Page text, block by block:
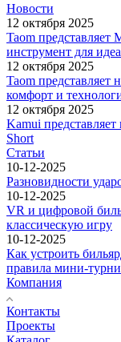
Новости
12 октября 2025
Taom
инструмент для
12 октября 2025
Taom представляет
комфорт и
12 октября 2025
Kamui
Short
Статьи
10-12-2025
Разновидности
10-12-2025
VR и цифровой
классическую игру
10-12-2025
Как устроить
правила мини-
Компания
Контакты
Проекты